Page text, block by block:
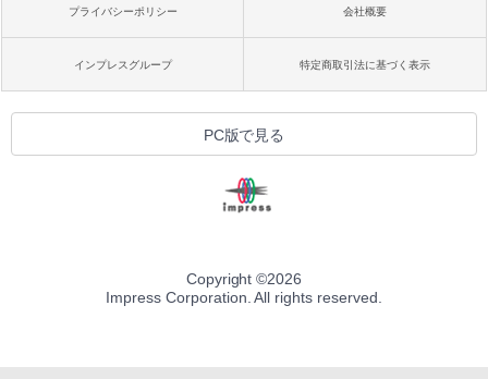
プライバシーポリシー 会社概要
インプレスグループ 特定商取引法に基づく表示
PC版で見る
Copyright ©2026
Impress Corporation. All rights reserved.